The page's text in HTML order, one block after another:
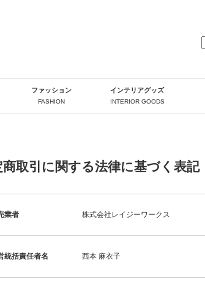
ファッション
FASHION
インテリアグッズ
INTERIOR GOODS
商取引に関する法律に基づく表記
業者 株式会社レイジーワークス
統括責任者名 西本 麻衣子